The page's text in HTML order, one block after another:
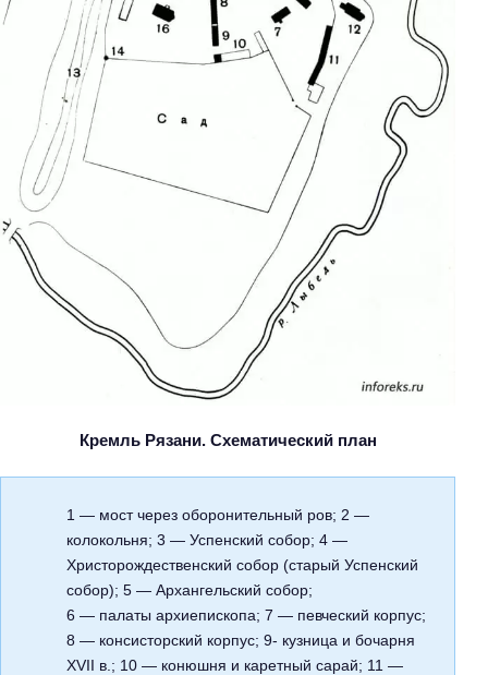
Кремль Рязани. Схематический план
1 — мост через оборонительный ров; 2 —
колокольня; 3 — Успенский собор; 4 —
Христорождественский собор (старый Успенский
собор); 5 — Архангельский собор;
6 — палаты архиепископа; 7 — певческий корпус;
8 — консисторский корпус; 9- кузница и бочарня
XVII в.; 10 — конюшня и каретный сарай; 11 —